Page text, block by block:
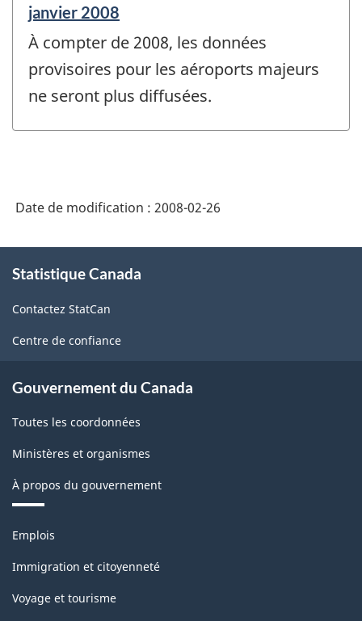
Période
de
référence
de
changement
-
janvier 2008
À compter de 2008, les données
provisoires pour les aéroports majeurs
ne seront plus diffusées.
Date de modification : 2008-02-26
propos
ce
site
Statistique Canada
Contactez StatCan
Centre de confiance
Gouvernement du Canada
Toutes les coordonnées
Ministères et organismes
À propos du gouvernement
Thèmes
sujets
Emplois
Immigration et citoyenneté
Voyage et tourisme